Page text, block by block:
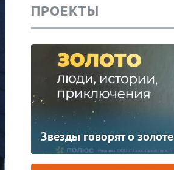
ПРОЕКТЫ
Звезды говорят о золоте